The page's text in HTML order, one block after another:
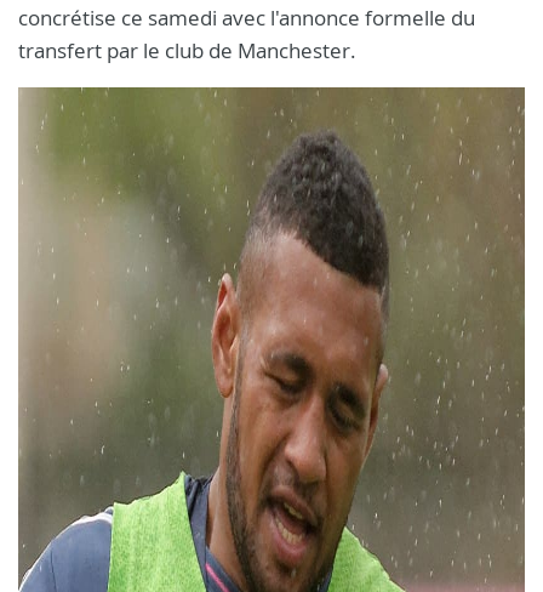
concrétise ce samedi avec l'annonce formelle du
transfert par le club de Manchester.